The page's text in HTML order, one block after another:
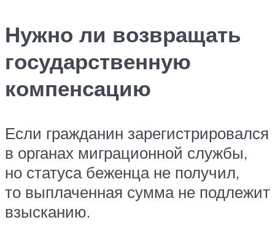
Нужно ли возвращать
государственную
компенсацию
Если гражданин зарегистрировался
в органах миграционной службы,
но статуса беженца не получил,
то выплаченная сумма не подлежит
взысканию.